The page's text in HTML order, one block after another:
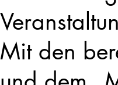
Mit den